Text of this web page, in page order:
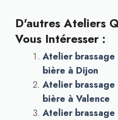
D'autres Ateliers
Vous Intéresser :
Atelier
bière à Dijon
Atelier
bière à Valence
Atelier